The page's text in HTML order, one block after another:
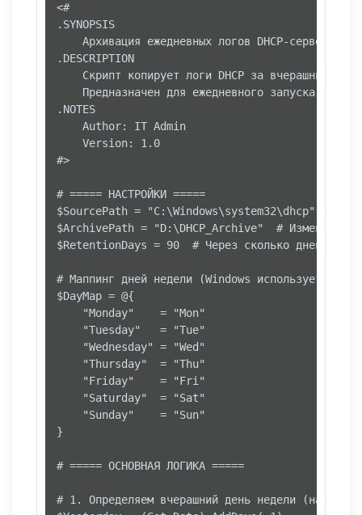
<#
.SYNOPSIS
Архивация ежедневных логов DHCP-сервера
.DESCRIPTION
Скрипт копирует логи DHCP за вчерашний
Предназначен для ежедневного запуска через
.NOTES
    Author: IT Admin
    Version: 1.0
#>
# ===== НАСТРОЙКИ =====
$SourcePath = "C:\Windows\system32\dhcp"
$ArchivePath = "D:\DHCP_Archive"  # Измените на
$RetentionDays = 90  # Через сколько дней
# Маппинг дней недели (Windows использует 3-
$DayMap = @{
    "Monday"    = "Mon"
    "Tuesday"   = "Tue"
    "Wednesday" = "Wed"
    "Thursday"  = "Thu"
    "Friday"    = "Fri"
    "Saturday"  = "Sat"
    "Sunday"    = "Sun"
}
# ===== ОСНОВНАЯ ЛОГИКА =====
# 1. Определяем вчерашний день недели (на